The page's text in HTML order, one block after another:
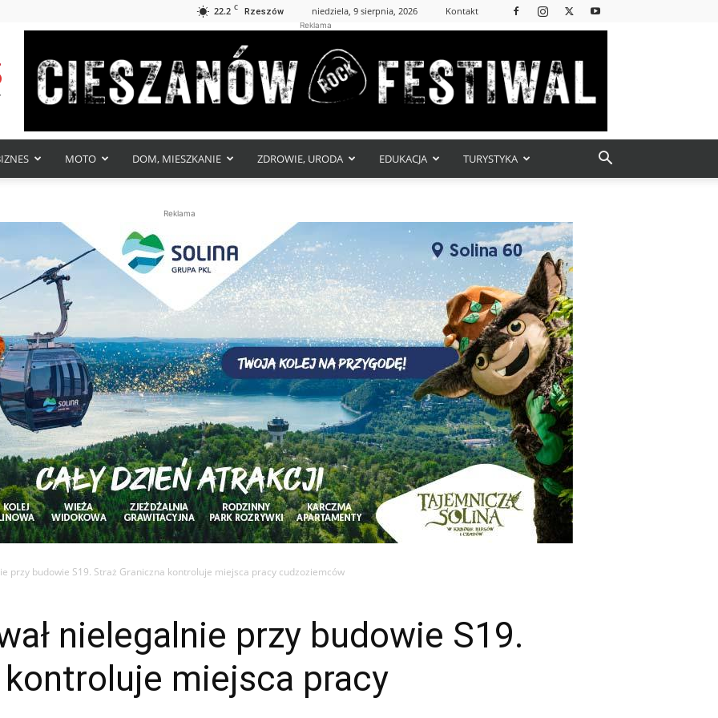
22.2 C Rzeszów niedziela, 9 sierpnia, 2026 Kontakt
Reklama
MOTO DOM, MIESZKANIE ZDROWIE, URODA EDUKACJA TURYSTYKA
Reklama
przy budowie S19. Straż Graniczna kontroluje miejsca pracy cudzoziemców
nielegalnie przy budowie S19.
miejsca pracy